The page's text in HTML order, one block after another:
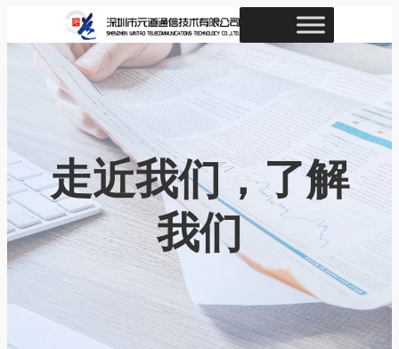
走近我们，了解
我们